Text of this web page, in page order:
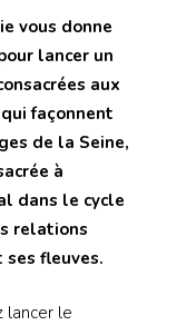
vous donne
lancer un
aux
façonnent
de la Seine,
à
dans le cycle
relations
fleuves.
lancer le